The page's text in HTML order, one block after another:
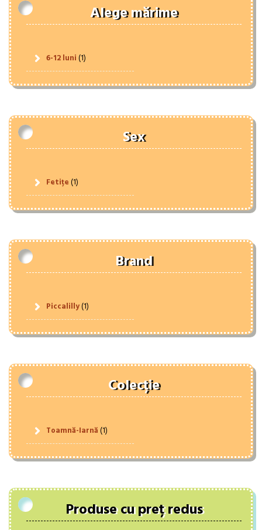
Alege mărime
6-12 luni(1)
Sex
Fetițe(1)
Brand
Piccalilly(1)
Colecție
Toamnă-Iarnă(1)
Produse cu preț redus